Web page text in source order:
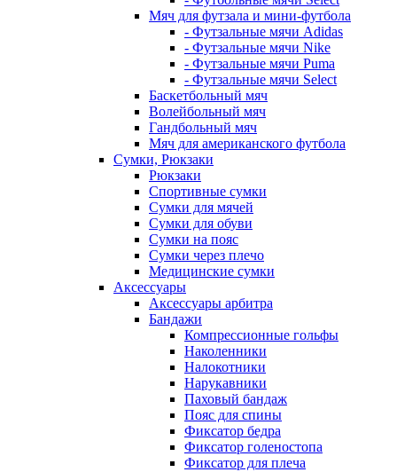
Мяч для футзала и мини-футбола
- Футзальные мячи Adidas
- Футзальные мячи Nike
- Футзальные мячи Puma
- Футзальные мячи Select
Баскетбольный мяч
Волейбольный мяч
Гандбольный мяч
Мяч для американского футбола
Сумки, Рюкзаки
Рюкзаки
Спортивные сумки
Сумки для мячей
Сумки для обуви
Сумки на пояс
Сумки через плечо
Медицинские сумки
Аксессуары
Аксессуары арбитра
Бандажи
Компрессионные гольфы
Наколенники
Налокотники
Нарукавники
Паховый бандаж
Пояс для спины
Фиксатор бедра
Фиксатор голеностопа
Фиксатор для плеча